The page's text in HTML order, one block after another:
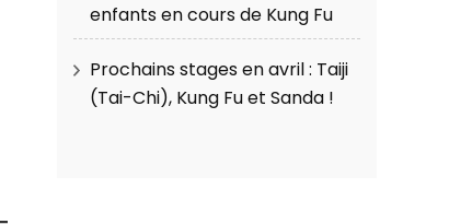
enfants en cours de Kung Fu
Prochains stages en avril : Taiji
(Tai-Chi), Kung Fu et Sanda !